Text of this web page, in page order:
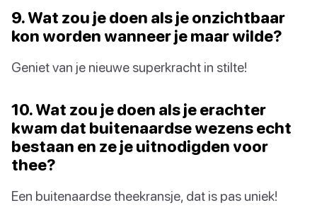
9. Wat zou je doen als je onzichtbaar
kon worden wanneer je maar wilde?
Geniet van je nieuwe superkracht in stilte!
10. Wat zou je doen als je erachter
kwam dat buitenaardse wezens echt
bestaan en ze je uitnodigden voor
thee?
Een buitenaardse theekransje, dat is pas uniek!